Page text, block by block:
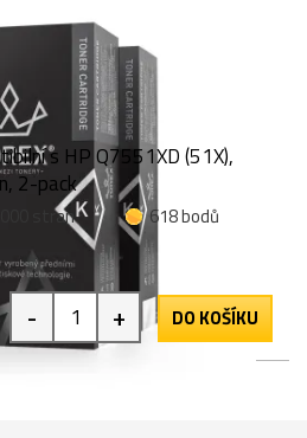
s HP Q7551XD (51X),
2-pack
stran
618 bodů
- + DO KOŠÍKU